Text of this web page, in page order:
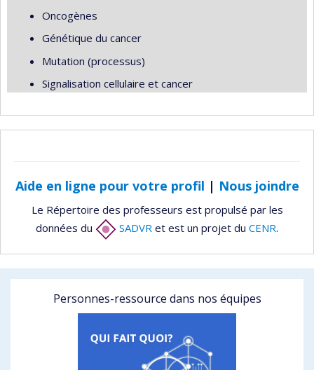
Oncogènes
Génétique du cancer
Mutation (processus)
Signalisation cellulaire et cancer
Aide en ligne pour votre profil | Nous joindre
Le Répertoire des professeurs est propulsé par les
données du
SADVR et est un projet du CENR.
Personnes-ressource dans nos équipes